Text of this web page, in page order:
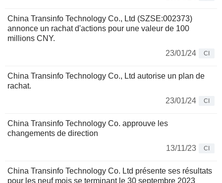
China Transinfo Technology Co., Ltd (SZSE:002373)
annonce un rachat d'actions pour une valeur de 100
millions CNY.
23/01/24
CI
China Transinfo Technology Co., Ltd autorise un plan de
rachat.
23/01/24
CI
China Transinfo Technology Co. approuve les
changements de direction
13/11/23
CI
China Transinfo Technology Co. Ltd présente ses résultats
pour les neuf mois se terminant le 30 septembre 2023